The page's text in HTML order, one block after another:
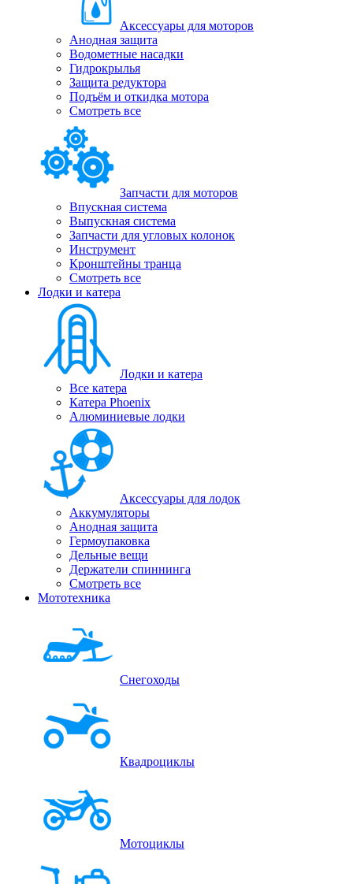
Аксессуары для моторов
Анодная защита
Водометные насадки
Гидрокрылья
Защита редуктора
Подъём и откидка мотора
Смотреть все
Запчасти для моторов
Впускная система
Выпускная система
Запчасти для угловых колонок
Инструмент
Кронштейны транца
Смотреть все
Лодки и катера
Лодки и катера
Все катера
Катера Phoenix
Алюминиевые лодки
Аксессуары для лодок
Аккумуляторы
Анодная защита
Гермоупаковка
Дельные вещи
Держатели спиннинга
Смотреть все
Мототехника
Снегоходы
Квадроциклы
Мотоциклы